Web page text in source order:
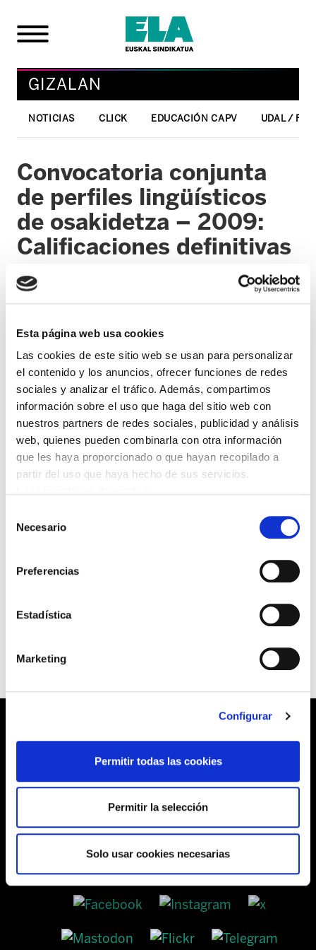
Esta página web usa cookies
Las cookies de este sitio web se usan para personalizar
el contenido y los anuncios, ofrecer funciones de redes
sociales y analizar el tráfico. Además, compartimos
información sobre el uso que haga del sitio web con
nuestros partners de redes sociales, publicidad y análisis
web, quienes pueden combinarla con otra información
que les haya proporcionado o que hayan recopilado a
partir del uso que haya hecho de sus servicios.
Necesario
Preferencias
Estadística
Marketing
Configurar
Permitir todas las cookies
Permitir la selección
Solo usar cookies necesarias
GIZALAN
NOTICIAS CLICK EDUCACIÓN CAPV UDAL /
Convocatoria conjunta
de perfiles lingüísticos
de osakidetza – 2009:
Calificaciones definitivas
08/02/2010
GIZALAN
Con fecha 18 de enero de 2010,
Osakidetza ha colgado en su página web
un aviso comunicando la publicación, en
el BOPV de 18 de enero, de la Resolución
5851/2009, por la que se hacen públicas
las calificaciones definitivas de las
pruebas de acreditación de perfiles
lingüísticos.
califdefinitivas
Para ver la resolución con las calificaciones
acreditación de perfiles de 2009 pinche aquí
Barrainkua, 13 48009 BILBO
Tel:944 03 77 00
SEDES